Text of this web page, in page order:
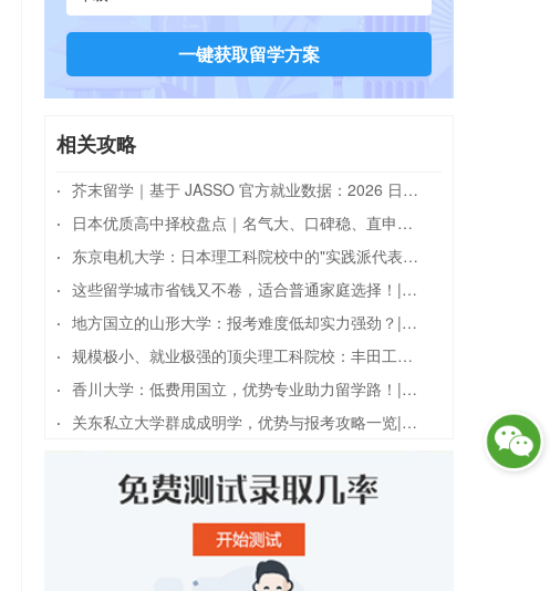
相关攻略
· 芥末留学｜基于 JASSO 官方就业数据：2026 日本留学高就业率王牌专业全维度解析
·
日本优质高中择校盘点｜名气大、口碑稳、直申友好名校汇总
· 东京电机大学：日本理工科院校中的"实践派代表"|日本留学
· 这些留学城市省钱又不卷，适合普通家庭选择！|日本留学
· 地方国立的山形大学：报考难度低却实力强劲？|日本留学
· 规模极小、就业极强的顶尖理工科院校：丰田工业大学|日本留学
· 香川大学：低费用国立，优势专业助力留学路！|日本留学
· 关东私立大学群成成明学，优势与报考攻略一览|日本留学